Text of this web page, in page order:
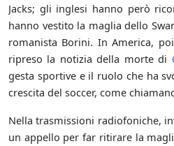
Jacks; gli inglesi hanno però
hanno vestito la maglia dello
romanista Borini. In America,
ripreso la notizia della morte di
gesta sportive e il ruolo che ha
crescita del soccer, come
Nella trasmissioni radiofoniche,
un appello per far ritirare la